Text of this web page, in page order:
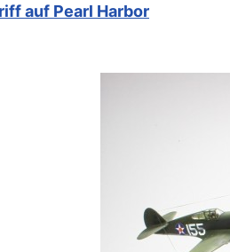
auf Pearl Harbor